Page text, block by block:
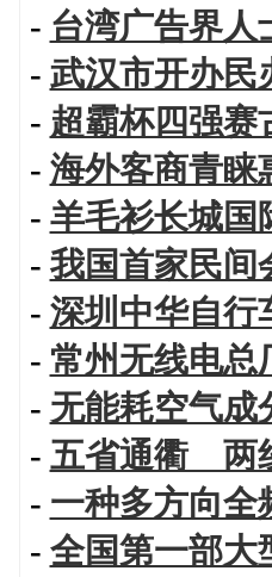
- 台湾广告界人
- 武汉市开办民
- 超霸杯四强赛
- 海外客商青睐
- 羊毛衫长城国
- 我国首家民间
- 深圳中华自行
- 常州无线电总
- 无能耗空气成
- 五省通衢 两
- 一种多方向全
- 全国第一部大